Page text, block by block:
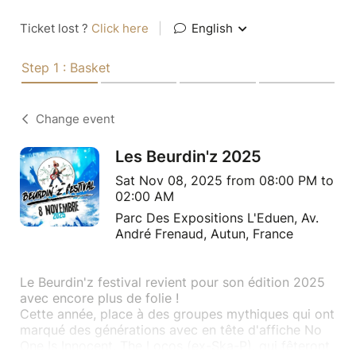
Ticket lost ? Click here English
Step 1 : Basket
Change event
Les Beurdin'z 2025
Sat Nov 08, 2025 from 08:00 PM to
02:00 AM
Parc Des Expositions L'Eduen, Av.
André Frenaud, Autun, France
Le Beurdin'z festival revient pour son édition 2025
avec encore plus de folie !
Cette année, place à des groupes mythiques qui ont
marqué des générations avec en tête d'affiche No